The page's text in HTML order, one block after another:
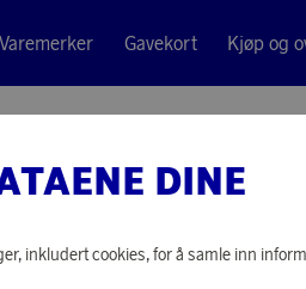
Varemerker Gavekort Kjøp og
EGLO
DINE
inkludert cookies, for å samle inn